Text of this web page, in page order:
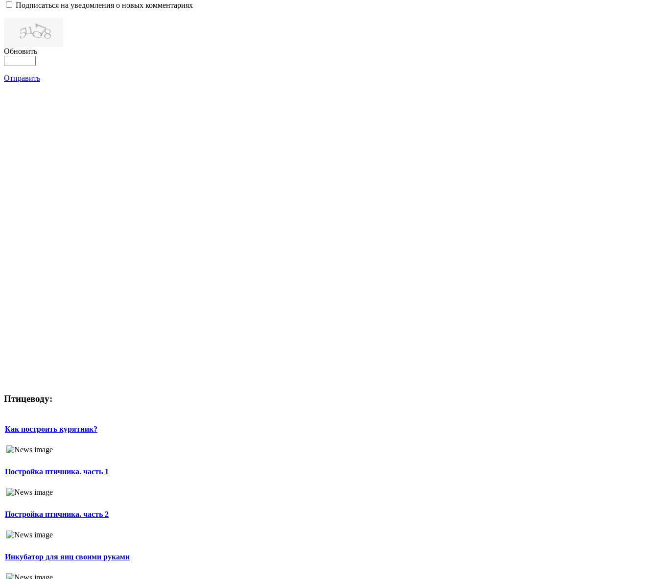
Подписаться на уведомления о новых комментариях
Обновить
Отправить
Птицеводу:
Как построить курятник?
Постройка птичника. часть 1
Постройка птичника. часть 2
Инкубатор для яиц своими руками